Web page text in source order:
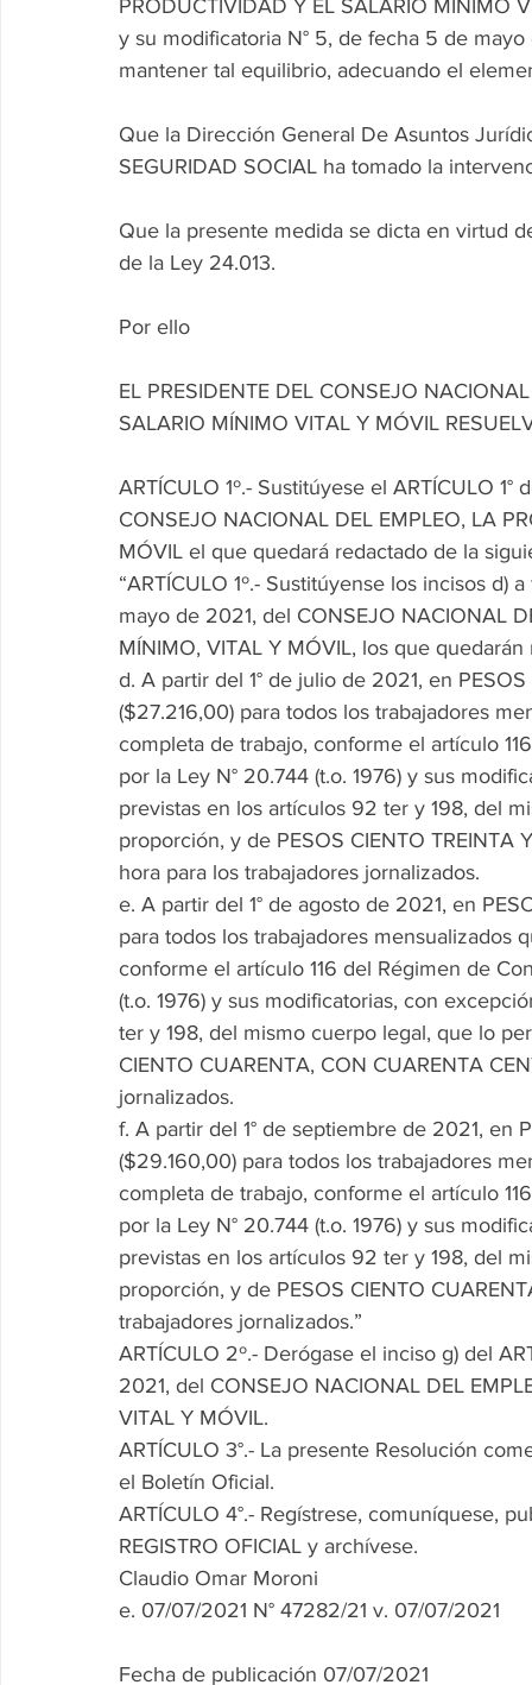
PRODUCTIVIDAD Y EL SALARIO MÍNIMO
y su modificatoria N° 5, de fecha 5 de
mantener tal equilibrio, adecuando el
Que la Dirección General De Asuntos
SEGURIDAD SOCIAL ha tomado la
Que la presente medida se dicta en virtud
de la Ley 24.013.
Por ello
EL PRESIDENTE DEL CONSEJO
SALARIO MÍNIMO VITAL Y MÓVIL
ARTÍCULO 1º.- Sustitúyese el ARTÍCULO
CONSEJO NACIONAL DEL EMPLEO, LA
MÓVIL el que quedará redactado de la
“ARTÍCULO 1º.- Sustitúyense los incisos d)
mayo de 2021, del CONSEJO NACIONAL
MÍNIMO, VITAL Y MÓVIL, los que
d. A partir del 1° de julio de 2021, en
($27.216,00) para todos los trabajadores
completa de trabajo, conforme el artículo
por la Ley N° 20.744 (t.o. 1976) y sus
previstas en los artículos 92 ter y 198, del
proporción, y de PESOS CIENTO TREINTA
hora para los trabajadores jornalizados.
e. A partir del 1° de agosto de 2021, en
para todos los trabajadores
conforme el artículo 116 del Régimen de
(t.o. 1976) y sus modificatorias, con
ter y 198, del mismo cuerpo legal, que lo
CIENTO CUARENTA, CON CUARENTA
jornalizados.
f. A partir del 1° de septiembre de 2021, en
($29.160,00) para todos los trabajadores
completa de trabajo, conforme el artículo
por la Ley N° 20.744 (t.o. 1976) y sus
previstas en los artículos 92 ter y 198, del
proporción, y de PESOS CIENTO
trabajadores jornalizados.”
ARTÍCULO 2º.- Derógase el inciso g) del
2021, del CONSEJO NACIONAL DEL
VITAL Y MÓVIL.
ARTÍCULO 3°.- La presente Resolución
el Boletín Oficial.
ARTÍCULO 4°.- Regístrese, comuníquese,
REGISTRO OFICIAL y archívese.
Claudio Omar Moroni
e. 07/07/2021 N° 47282/21 v. 07/07/2021
Fecha de publicación 07/07/2021